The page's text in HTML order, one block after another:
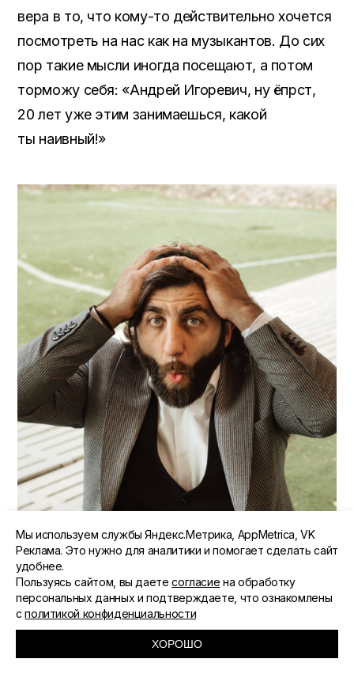
вера в то, что кому-то действительно хочется
посмотреть на нас как на музыкантов. До сих
пор такие мысли иногда посещают, а потом
торможу себя: «Андрей Игоревич, ну ёпрст,
20 лет уже этим занимаешься, какой
ты наивный!»
Мы используем службы Яндекс.Метрика, AppMetrica, VK
Реклама. Это нужно для аналитики и помогает сделать сайт
удобнее.
Пользуясь сайтом, вы даетесогласие на обработку
персональных данных и подтверждаете, что ознакомлены
сполитикой конфиденциальности
ХОРОШО